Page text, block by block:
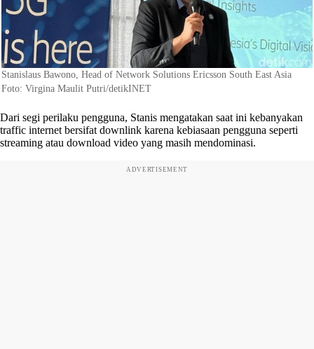
Stanislaus Bawono, Head of Network Solutions Ericsson South East Asia
Foto: Virgina Maulit Putri/detikINET
Dari segi perilaku pengguna, Stanis mengatakan saat ini kebanyakan
traffic internet bersifat downlink karena kebiasaan pengguna seperti
streaming atau download video yang masih mendominasi.
ADVERTISEMENT